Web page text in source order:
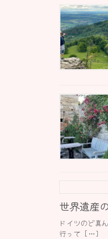
世界遺産
ドイツのど真
行って […]